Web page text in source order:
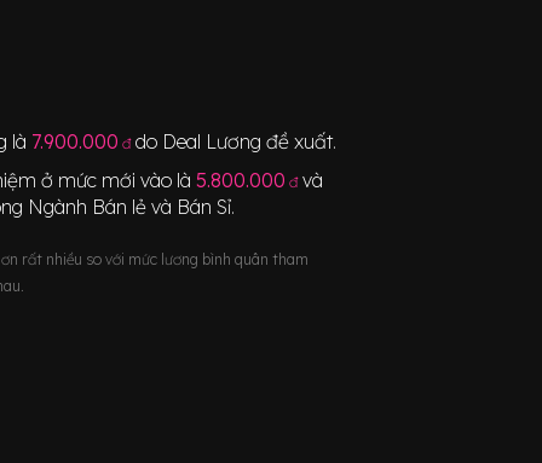
là 7.900.000 đdo Deal Lương đề xuất.
ở mức mới vào là 5.800.000 đ và
Ngành Bán lẻ và Bán Sỉ.
rất nhiều so với mức lương bình quân tham